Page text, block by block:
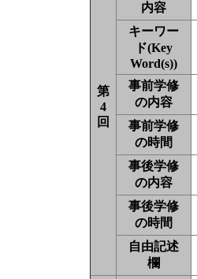
第
4
回
内容
キーワー
ド(Key
Word(s))
事前学修
の内容
事前学修
の時間
事後学修
の内容
事後学修
の時間
自由記述
欄